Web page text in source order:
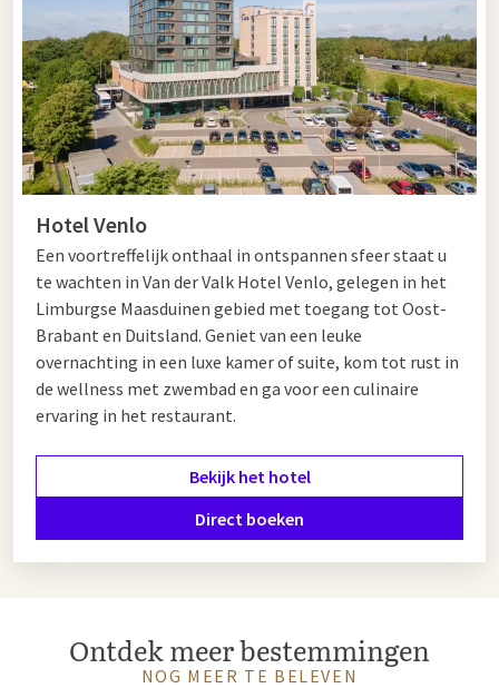
Helmond is Van der Valk Eindhoven is een uitstekende keuze.
Dit moderne hotel ligt op slechts 20 minuten van Helmond en
biedt comfortabele kamers, uitgebreide faciliteiten en
culinaire verwennerij. Voor zowel ontspanning als een zakelijk
verblijf is Van der Valk Hotel Eindhoven ideaal.
Hotel Venlo
Een voortreffelijk onthaal in ontspannen sfeer staat u
te wachten in Van der Valk Hotel Venlo, gelegen in het
Limburgse Maasduinen gebied met toegang tot Oost-
Brabant en Duitsland. Geniet van een leuke
overnachting in een luxe kamer of suite, kom tot rust in
de wellness met zwembad en ga voor een culinaire
ervaring in het restaurant.
Bekijk het hotel
Direct boeken
Ontdek meer bestemmingen
NOG MEER TE BELEVEN